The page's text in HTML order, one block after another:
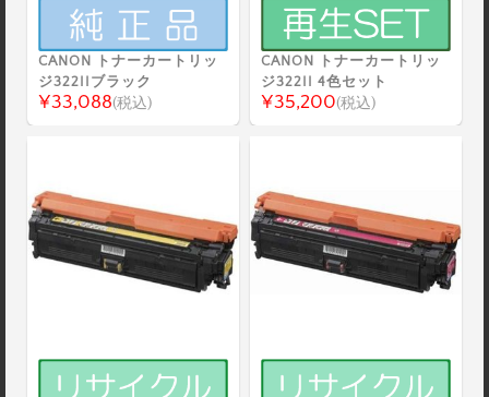
CANON トナーカートリッ
ジ322IIブラック
¥33,088(税込)
CANON トナーカートリッ
ジ322II 4色セット
¥35,200(税込)